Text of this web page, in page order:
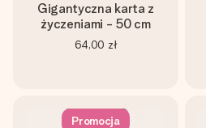
Gigantyczna karta z
życzeniami - 50 cm
64,00 zł
Promocja